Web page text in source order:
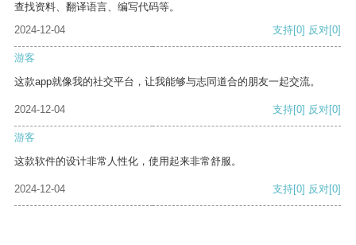
查找资料、翻译语言、编写代码等。
2024-12-04
支持[0] 反对[0]
游客
这款app就像我的社交平台，让我能够与志同道合的朋友一起交流。
2024-12-04 支持[0] 反对[0]
游客
这款软件的设计非常人性化，使用起来非常舒服。
2024-12-04 支持[0] 反对[0]